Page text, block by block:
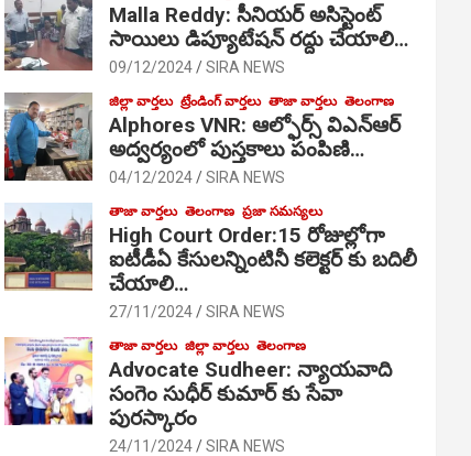
Malla Reddy: సీనియర్ అసిస్టెంట్
సాయిలు డిప్యూటేషన్ రద్దు చేయాలి…
09/12/2024 SIRA NEWS
జిల్లా వార్తలు ట్రేండింగ్ వార్తలు తాజా వార్తలు తెలంగాణ
Alphores VNR: ఆల్ఫోర్స్ విఎన్ఆర్
అద్వర్యంలో పుస్తకాలు పంపిణి…
04/12/2024 SIRA NEWS
తాజా వార్తలు తెలంగాణ ప్రజా సమస్యలు
High Court Order:15 రోజుల్లోగా
ఐటీడీఏ కేసులన్నింటినీ కలెక్టర్ కు బదిలీ
చేయాలి…
27/11/2024 SIRA NEWS
తాజా వార్తలు జిల్లా వార్తలు తెలంగాణ
Advocate Sudheer: న్యాయవాది
సంగెం సుధీర్ కుమార్ కు సేవా
పురస్కారం
24/11/2024 SIRA NEWS